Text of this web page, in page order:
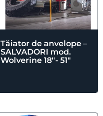
Tăiator de anvelope –
SALVADORI mod.
Wolverine 18″- 51″